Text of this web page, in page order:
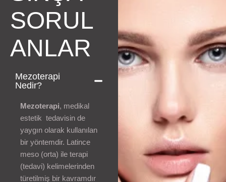
SORUL
ANLAR
Mezoterapi
Nedir?
Mezoterapi, medikal
estetik tedavisin de
yaygın olarak kullanılan
bir yöntemdir. Latince
meso (orta) ile terapi
(tedavi) kelimelerinden
türetilmiş bir kavramdır